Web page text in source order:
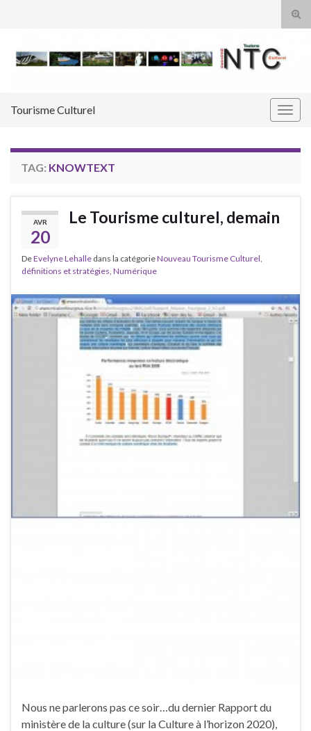
Tourisme Culturel
TAG: KNOWTEXT
AVR
20
Le Tourisme culturel, demain
DeEvelyne Lehalle dans la catégorieNouveau Tourisme Culturel,
définitions et stratégies, Numérique
Nous ne parlerons pas ce soir…du dernier Rapport du
ministère de la culture (sur la Culture à l’horizon 2020),